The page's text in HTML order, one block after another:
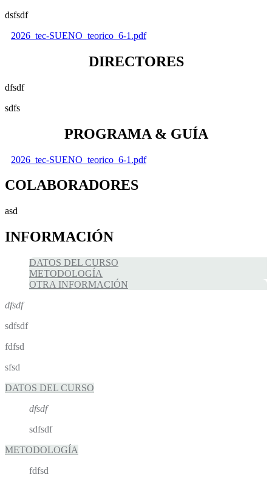
dsfsdf
2026_tec-SUENO_teorico_6-1.pdf
DIRECTORES
dfsdf
sdfs
PROGRAMA & GUÍA
2026_tec-SUENO_teorico_6-1.pdf
COLABORADORES
asd
INFORMACIÓN
DATOS DEL CURSO
METODOLOGÍA
OTRA INFORMACIÓN
dfsdf
sdfsdf
fdfsd
sfsd
DATOS DEL CURSO
dfsdf
sdfsdf
METODOLOGÍA
fdfsd